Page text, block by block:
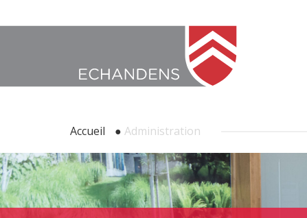
Accueil ● Administration